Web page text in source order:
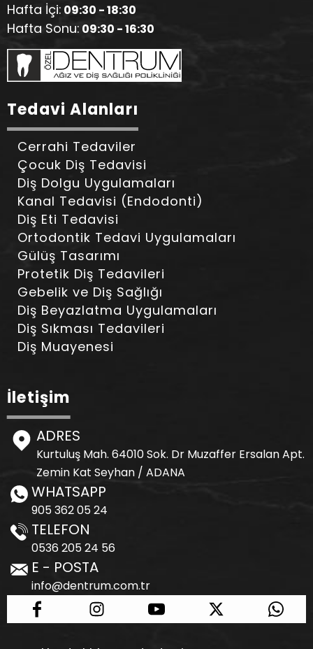
Hafta İçi: 09:30 - 18:30
Hafta Sonu: 09:30 - 16:30
Tedavi Alanları
Cerrahi Tedaviler
Çocuk Diş Tedavisi
Diş Dolgu Uygulamaları
Kanal Tedavisi (Endodonti)
Diş Eti Tedavisi
Ortodontik Tedavi Uygulamaları
Gülüş Tasarımı
Protetik Diş Tedavileri
Gebelik ve Diş Sağlığı
Diş Beyazlatma Uygulamaları
Diş Sıkması Tedavileri
Diş Muayenesi
İletişim
ADRES
Kurtuluş Mah. 64010 Sok. Dr Muzaffer Ersalan Apt.
Zemin Kat Seyhan / ADANA
WHATSAPP
905 362 05 24
TELEFON
0536 205 24 56
E - POSTA
info@dentrum.com.tr